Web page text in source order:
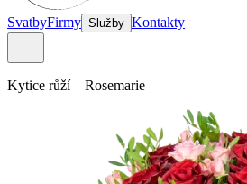
SvatbyFirmy Služby Kontakty
Kytice růží– Rosemarie